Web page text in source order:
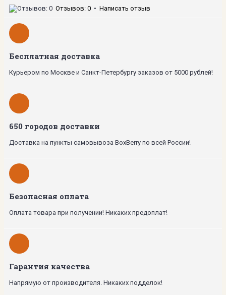
Отзывов: 0 • Написать отзыв
Бесплатная доставка
Курьером по Москве и Санкт-Петербургу заказов от 5000 рублей!
650 городов доставки
Доставка на пункты самовывоза BoxBerry по всей России!
Безопасная оплата
Оплата товара при получении! Никаких предоплат!
Гарантия качества
Напрямую от производителя. Никаких подделок!